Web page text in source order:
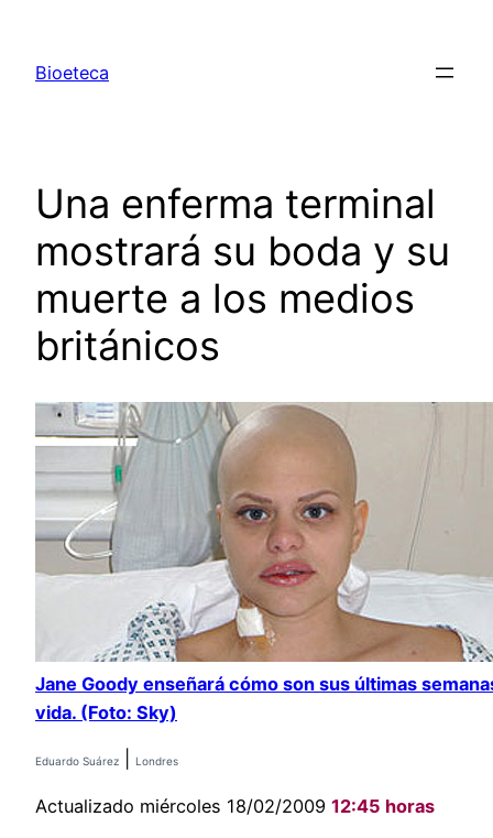
contenido
Bioeteca
Una enferma terminal
mostrará su boda y su
muerte a los medios
británicos
Jane Goody enseñará cómo son sus últimas
vida. (Foto: Sky)
Eduardo Suárez Londres
Actualizado miércoles 18/02/2009 12:45 horas